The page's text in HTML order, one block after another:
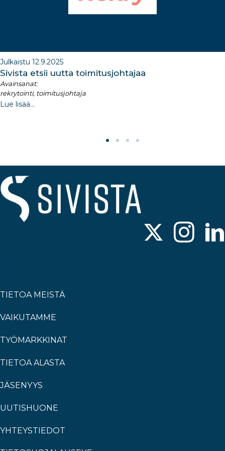
Julkaistu 12.9.2025
Sivista etsii uutta toimitusjohtajaa
Avainsanat:
rekrytointi, toimitusjohtaja
Lue lisää...
TIETOA MEISTÄ
VAIKUTAMME
TYÖMARKKINAT
TIETOA ALASTA
JÄSENYYS
UUTISHUONE
YHTEYSTIEDOT